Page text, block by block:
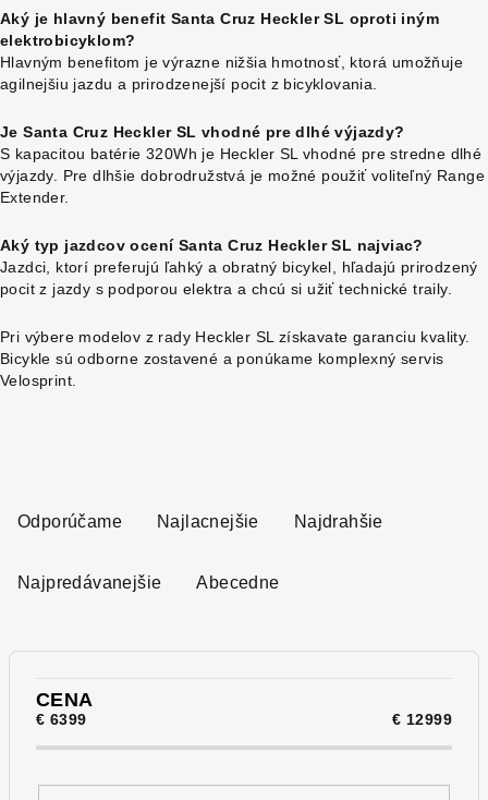
Aký je hlavný benefit Santa Cruz Heckler SL oproti iným
elektrobicyklom?
Hlavným benefitom je výrazne nižšia hmotnosť, ktorá umožňuje
agilnejšiu jazdu a prirodzenejší pocit z bicyklovania.
Je Santa Cruz Heckler SL vhodné pre dlhé výjazdy?
S kapacitou batérie 320Wh je Heckler SL vhodné pre stredne dlhé
výjazdy. Pre dlhšie dobrodružstvá je možné použiť voliteľný Range
Extender.
Aký typ jazdcov ocení Santa Cruz Heckler SL najviac?
Jazdci, ktorí preferujú ľahký a obratný bicykel, hľadajú prirodzený
pocit z jazdy s podporou elektra a chcú si užiť technické traily.
Pri výbere modelov z rady Heckler SL získavate garanciu kvality.
Bicykle sú odborne zostavené a ponúkame komplexný servis
Velosprint.
Odporúčame Najlacnejšie Najdrahšie
Najpredávanejšie Abecedne
CENA
€ 6399 € 12999